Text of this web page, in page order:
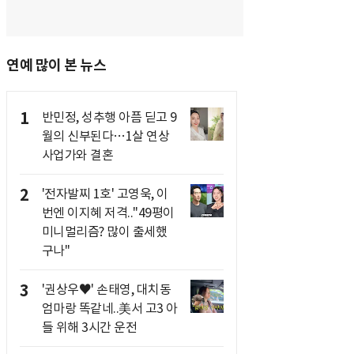
연예 많이 본 뉴스
1
반민정, 성추행 아픔 딛고 9
월의 신부된다…1살 연상
사업가와 결혼
2
'전자발찌 1호' 고영욱, 이
번엔 이지혜 저격.."49평이
미니멀리즘? 많이 출세했
구나"
3
'권상우♥' 손태영, 대치동
엄마랑 똑같네..美서 고3 아
들 위해 3시간 운전